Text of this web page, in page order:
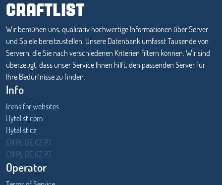
CRAFTLIST
Wir bemühen uns, qualitativ hochwertige Informationen über Server
und Spiele bereitzustellen. Unsere Datenbank umfasst Tausende von
Servern, die Sie nach verschiedenen Kriterien filtern können. Wir sind
überzeugt, dass unser Service Ihnen hilft, den passenden Server für
Ihre Bedürfnisse zu finden.
Info
Icons for websites
Hytalist.com
Hytalist.cz
Hytamods.org
EN PL DECZ PT
EN PL DECZ PT
Operator